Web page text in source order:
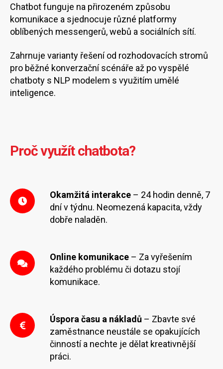
Chatbot funguje na přirozeném způsobu
komunikace a sjednocuje různé platformy
oblíbených messengerů, webů a sociálních sítí.
Zahrnuje varianty řešení od rozhodovacích stromů
pro běžné konverzační scénáře až po vyspělé
chatboty s NLP modelem s využitím umělé
inteligence.
Proč využít chatbota?
Okamžitá interakce – 24 hodin denně, 7
dní v týdnu. Neomezená kapacita, vždy
dobře naladěn.
Online komunikace – Za vyřešením
každého problému či dotazu stojí
komunikace.
Úspora času a nákladů – Zbavte své
zaměstnance neustále se opakujících
činností a nechte je dělat kreativnější
práci.